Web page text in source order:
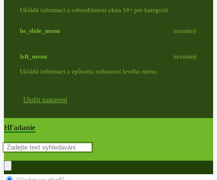
Ukládá informaci o odsouhlasení okna 18+ pro kategorii.
bs_slide_menu neznámý
left_menu
Ukládá informaci o způsobu zobrazení levého menu.
neznámý
Uložit nastavení
Hľadanie